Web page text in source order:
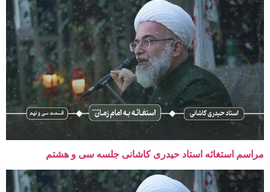
مراسم استغاثه استاد حیدری کاشانی جلسه سی و هشتم